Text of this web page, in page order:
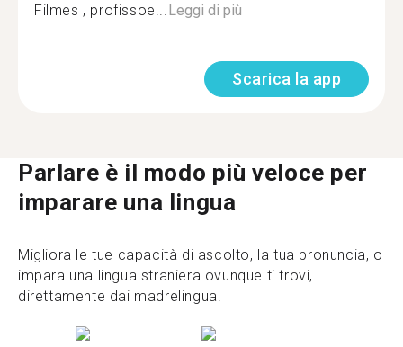
Filmes , profissoe... Leggi di più
Scarica la app
Parlare è il modo più veloce per
imparare una lingua
Migliora le tue capacità di ascolto, la tua pronuncia, o
impara una lingua straniera ovunque ti trovi,
direttamente dai madrelingua.